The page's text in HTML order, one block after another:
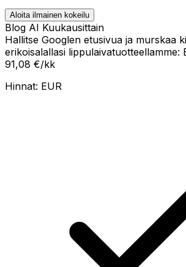
Aloita ilmainen kokeilu
Blog AI Kuukausittain
Hallitse Googlen etusivua ja murskaa
erikoisalallasi lippulaiva­tuotteellamme:
91,08 €/kk
Hinnat: EUR